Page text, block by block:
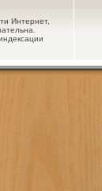
Интернет,